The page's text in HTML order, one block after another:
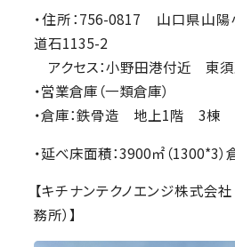
・住所：756-0817 山口県山
道石1135-2
アクセス：小野田港付近 東
・営業倉庫（一類倉庫）
・倉庫：鉄骨造 地上1階 3棟
・延べ床面積：3900㎡（1300*3
【キチナンテクノエンジ株式会
務所）】